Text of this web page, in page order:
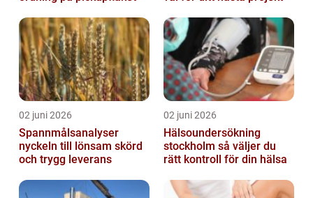
02 juni 2026
Spannmålsanalyser
nyckeln till lönsam skörd
och trygg leverans
02 juni 2026
Hälsoundersökning
stockholm så väljer du
rätt kontroll för din hälsa